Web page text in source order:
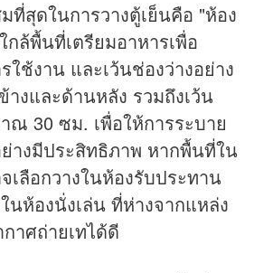
ที่สุดในการวางตู้เย็นคือ "ห้อง
กล้พื้นที่เตรียมอาหารเพื่อ
ใช้งาน และเว้นช่องว่างอย่าง
งและด้านหลัง รวมถึงเว้น
30 ซม. เพื่อให้การระบาย
างมีประสิทธิภาพ หากพื้นที่ใน
เลือกวางในห้องรับประทาน
นห้องนั่งเล่น ที่ห่างจากแหล่ง
าศถ่ายเทได้ดี